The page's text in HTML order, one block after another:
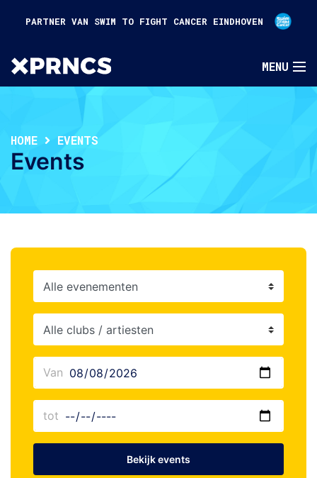
PARTNER VAN SWIM TO FIGHT CANCER EINDHOVEN
HOME EVENTS
Events
Bekijk events